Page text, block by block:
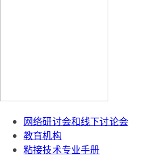
网络研讨会和线下讨论会
教育机构
粘接技术专业手册